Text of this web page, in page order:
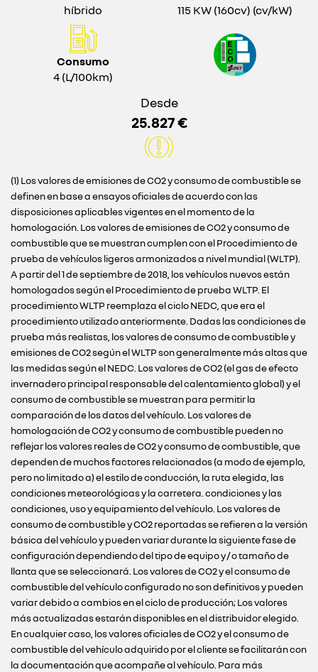
híbrido
115 KW (160cv) (cv/kW)
Consumo
4 (L/100km)
Desde
25.827 €
(1) Los valores de emisiones de CO2 y consumo de combustible se
definen en base a ensayos oficiales de acuerdo con las
disposiciones aplicables vigentes en el momento de la
homologación. Los valores de emisiones de CO2 y consumo de
combustible que se muestran cumplen con el Procedimiento de
prueba de vehículos ligeros armonizados a nivel mundial (WLTP).
A partir del 1 de septiembre de 2018, los vehículos nuevos están
homologados según el Procedimiento de prueba WLTP. El
procedimiento WLTP reemplaza el ciclo NEDC, que era el
procedimiento utilizado anteriormente. Dadas las condiciones de
prueba más realistas, los valores de consumo de combustible y
emisiones de CO2 según el WLTP son generalmente más altas que
las medidas según el NEDC. Los valores de CO2 (el gas de efecto
invernadero principal responsable del calentamiento global) y el
consumo de combustible se muestran para permitir la
comparación de los datos del vehículo. Los valores de
homologación de CO2 y consumo de combustible pueden no
reflejar los valores reales de CO2 y consumo de combustible, que
dependen de muchos factores relacionados (a modo de ejemplo,
pero no limitado a) el estilo de conducción, la ruta elegida, las
condiciones meteorológicas y la carretera. condiciones y las
condiciones, uso y equipamiento del vehículo. Los valores de
consumo de combustible y CO2 reportadas se refieren a la versión
básica del vehículo y pueden variar durante la siguiente fase de
configuración dependiendo del tipo de equipo y / o tamaño de
llanta que se seleccionará. Los valores de CO2 y el consumo de
combustible del vehículo configurado no son definitivos y pueden
variar debido a cambios en el ciclo de producción; Los valores
más actualizadas estarán disponibles en el distribuidor elegido.
En cualquier caso, los valores oficiales de CO2 y el consumo de
combustible del vehículo adquirido por el cliente se facilitarán con
la documentación que acompañe al vehículo. Para más